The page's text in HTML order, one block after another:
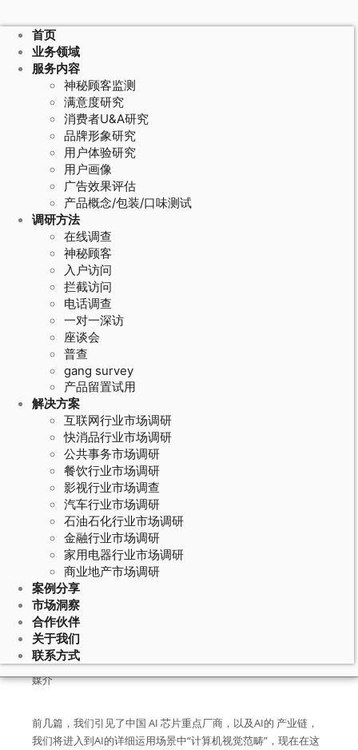
首页
业务领域
服务内容
神秘顾客监测
满意度研究
消费者U&A研究
品牌形象研究
用户体验研究
用户画像
广告效果评估
产品概念/包装/口味测试
调研方法
在线调查
神秘顾客
入户访问
拦截访问
电话调查
一对一深访
座谈会
普查
gang survey
产品留置试用
解决方案
互联网行业市场调研
快消品行业市场调研
公共事务市场调研
餐饮行业市场调研
影视行业市场调查
汽车行业市场调研
石油石化行业市场调研
金融行业市场调研
家用电器行业市场调研
商业地产市场调研
案例分享
市场洞察
合作伙伴
关于我们
联系方式
April 3, 2020
中国医疗人工智能市场投资及项目落
地剖析_品牌研究_市场研究行业协会
一、计算机视觉运用中，医疗AI潜力庞大
媒介
前几篇，我们引见了中国 AI 芯片重点厂商，以及AI的 产业链，
我们将进入到AI的详细运用场景中“计算机视觉范畴”，现在在这